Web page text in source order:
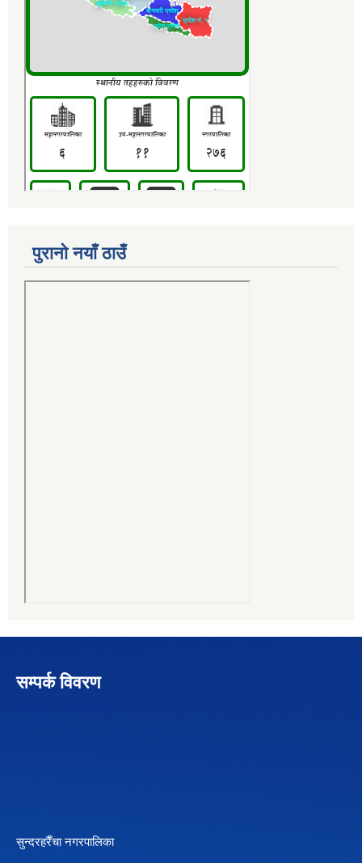
पुरानो नयाँ ठाउँ
सम्पर्क विवरण
सुन्दरहरैँचा नगरपालिका